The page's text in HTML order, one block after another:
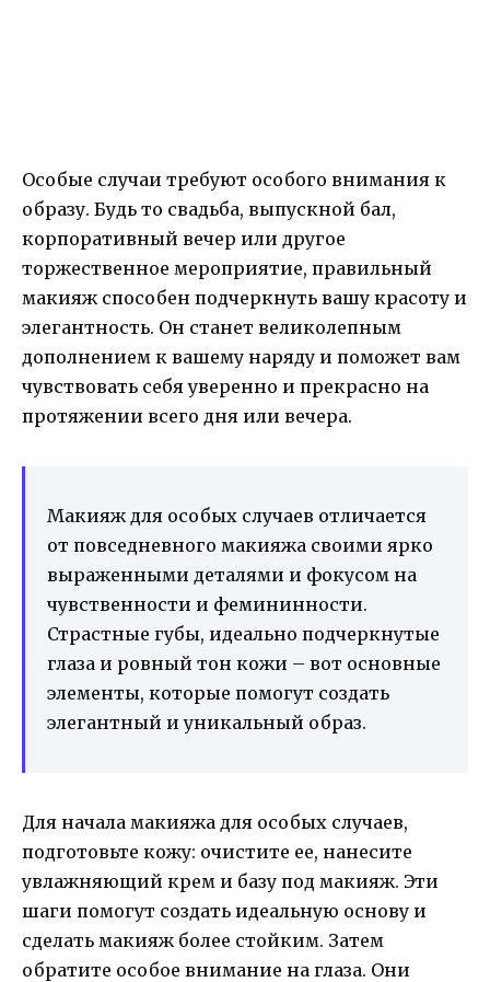
Особые случаи требуют особого внимания к
образу. Будь то свадьба, выпускной бал,
корпоративный вечер или другое
торжественное мероприятие, правильный
макияж способен подчеркнуть вашу красоту и
элегантность. Он станет великолепным
дополнением к вашему наряду и поможет вам
чувствовать себя уверенно и прекрасно на
протяжении всего дня или вечера.
Макияж для особых случаев отличается
от повседневного макияжа своими ярко
выраженными деталями и фокусом на
чувственности и фемининности.
Страстные губы, идеально подчеркнутые
глаза и ровный тон кожи – вот основные
элементы, которые помогут создать
элегантный и уникальный образ.
Для начала макияжа для особых случаев,
подготовьте кожу: очистите ее, нанесите
увлажняющий крем и базу под макияж. Эти
шаги помогут создать идеальную основу и
сделать макияж более стойким. Затем
обратите особое внимание на глаза. Они